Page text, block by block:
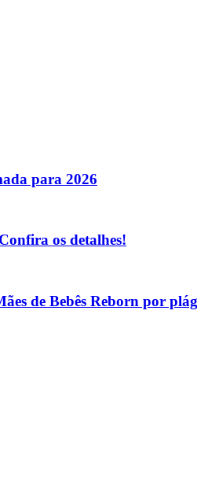
para 2026
os detalhes!
de Bebês Reborn por